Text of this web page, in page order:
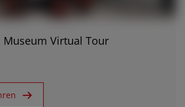
Museum Virtual Tour